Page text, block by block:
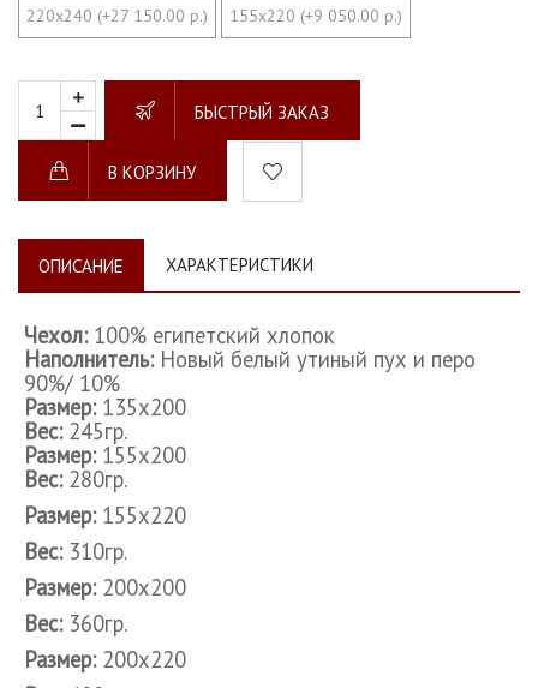
220х240 (+27 150.00 р.) 155х220 (+9 050.00 р.)
БЫСТРЫЙ ЗАКАЗ
В КОРЗИНУ
ОПИСАНИЕ ХАРАКТЕРИСТИКИ
Чехол:100% египетский хлопок
Наполнитель:Новый белый утиный пух и перо
90%/ 10%
Размер: 135х200
Вес:245гр.
Размер: 155х200
Вес:280гр.
Размер: 155х220
Вес: 310гр.
Размер: 200х200
Вес:360гр.
Размер: 200х220